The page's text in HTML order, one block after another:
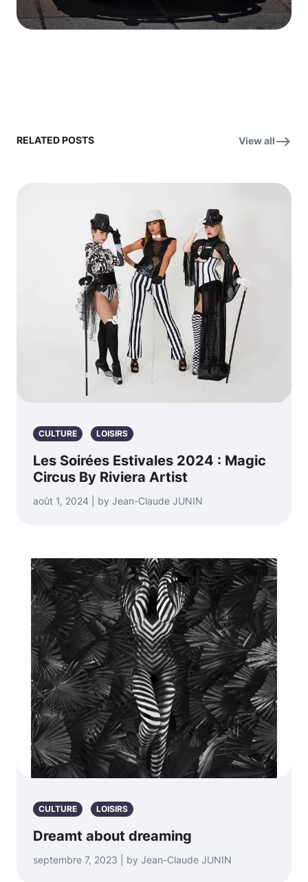
RELATED POSTS View all
CULTURE LOISIRS
Les Soirées Estivales 2024 : Magic
Circus By Riviera Artist
août 1, 2024 | by Jean-Claude JUNIN
CULTURE LOISIRS
Dreamt about dreaming
septembre 7, 2023 | by Jean-Claude JUNIN